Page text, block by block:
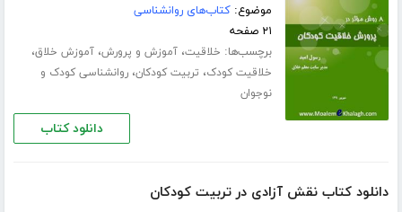
موضوع:کتاب‌های روانشناسی
۲۱ صفحه
برچسب‌ها: خلاقیت،آموزش و پرورش،آموزش خلاق،
خلاقیت کودک، تربیت کودکان،روانشناسی کودک و
نوجوان
دانلود کتاب
دانلود کتاب نقش آزادی در تربیت کودکان